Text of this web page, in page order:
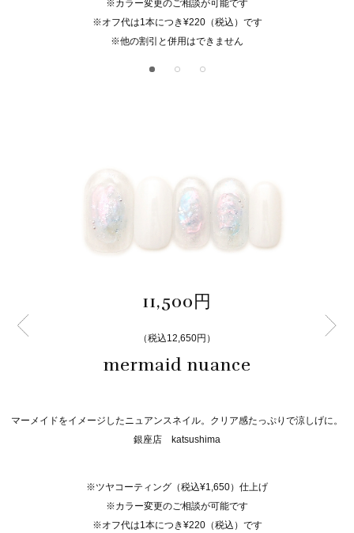
※カラー変更のご相談が可能です
※オフ代は1本につき¥220（税込）です
※他の割引と併用はできません
11,500円
（税込12,650円）
mermaid nuance
マーメイドをイメージしたニュアンスネイル。クリア感たっぷりで涼しげに。
銀座店 katsushima
※ツヤコーティング（税込¥1,650）仕上げ
※カラー変更のご相談が可能です
※オフ代は1本につき¥220（税込）です